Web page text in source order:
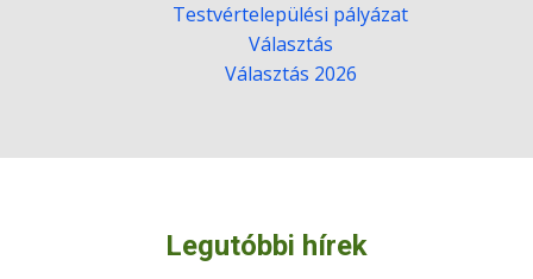
Testvértelepülési pályázat
Választás
Választás 2026
Legutóbbi hírek